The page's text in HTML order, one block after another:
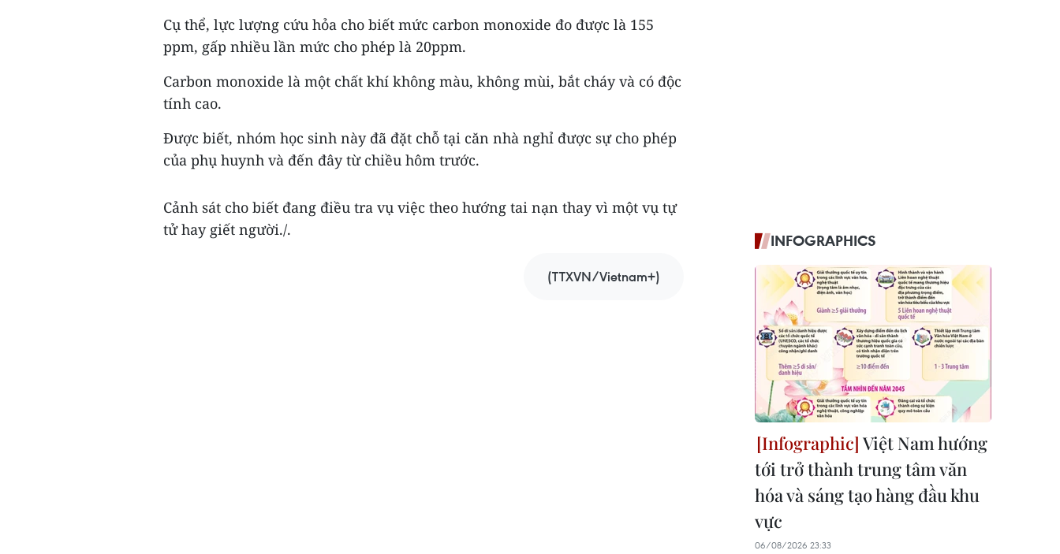
Cụ thể, lực lượng cứu hỏa cho biết mức carbon monoxide đo được là 155
ppm, gấp nhiều lần mức cho phép là 20ppm.
Carbon monoxide là một chất khí không màu, không mùi, bắt cháy và có độc
tính cao.
Được biết, nhóm học sinh này đã đặt chỗ tại căn nhà nghỉ được sự cho phép
của phụ huynh và đến đây từ chiều hôm trước.
Cảnh sát cho biết đang điều tra vụ việc theo hướng tai nạn thay vì một vụ tự
tử hay giết người./.
(TTXVN/Vietnam+)
INFOGRAPHICS
Việt Nam hướng
tới trở thành trung tâm văn
hóa và sáng tạo hàng đầu khu
vực
06/08/2026 23:33